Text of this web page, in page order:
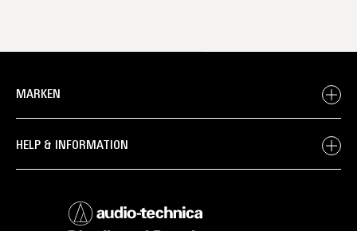
MARKEN
HELP & INFORMATION